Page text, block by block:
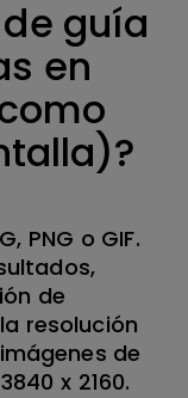
guía
en
PNG o GIF.
de
resolución
de
x 2160.